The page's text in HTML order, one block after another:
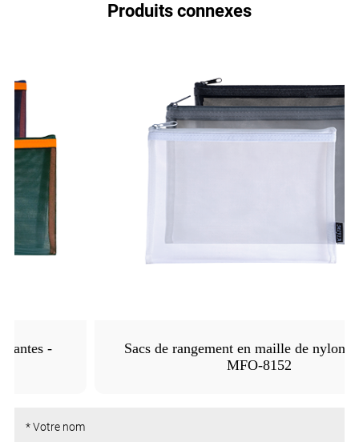
Produits connexes
Sacs de rangement en maille de nylon coloré -